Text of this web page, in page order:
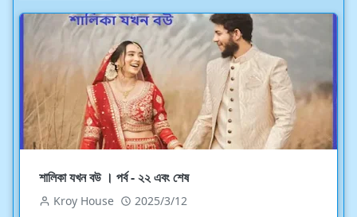
শালিকা যখন বউ । পর্ব - ২২ এবং শেষ
Kroy House 2025/3/12